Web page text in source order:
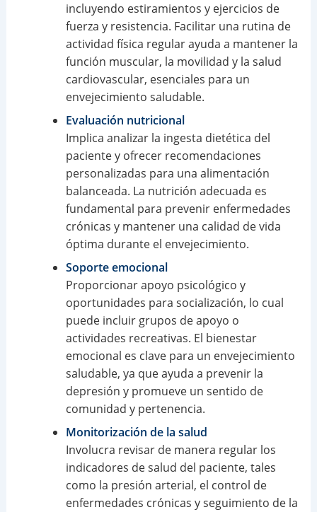
incluyendo estiramientos y ejercicios de
fuerza y resistencia. Facilitar una rutina de
actividad física regular ayuda a mantener la
función muscular, la movilidad y la salud
cardiovascular, esenciales para un
envejecimiento saludable.
Evaluación nutricional
Implica analizar la ingesta dietética del
paciente y ofrecer recomendaciones
personalizadas para una alimentación
balanceada. La nutrición adecuada es
fundamental para prevenir enfermedades
crónicas y mantener una calidad de vida
óptima durante el envejecimiento.
Soporte emocional
Proporcionar apoyo psicológico y
oportunidades para socialización, lo cual
puede incluir grupos de apoyo o
actividades recreativas. El bienestar
emocional es clave para un envejecimiento
saludable, ya que ayuda a prevenir la
depresión y promueve un sentido de
comunidad y pertenencia.
Monitorización de la salud
Involucra revisar de manera regular los
indicadores de salud del paciente, tales
como la presión arterial, el control de
enfermedades crónicas y seguimiento de la